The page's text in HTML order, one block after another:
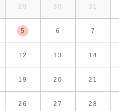
29 30 31
5 6 7
12 13 14
19 20 21
26 27 28